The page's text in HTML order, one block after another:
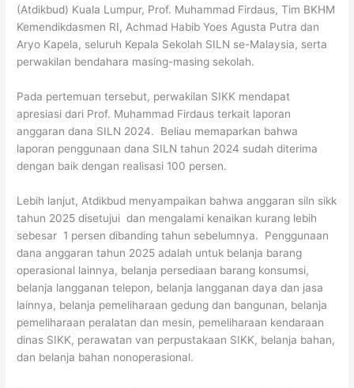
(Atdikbud) Kuala Lumpur, Prof. Muhammad Firdaus, Tim BKHM
Kemendikdasmen RI, Achmad Habib Yoes Agusta Putra dan
Aryo Kapela, seluruh Kepala Sekolah SILN se-Malaysia, serta
perwakilan bendahara masing-masing sekolah.
Pada pertemuan tersebut, perwakilan SIKK mendapat
apresiasi dari Prof. Muhammad Firdaus terkait laporan
anggaran dana SILN 2024. Beliau memaparkan bahwa
laporan penggunaan dana SILN tahun 2024 sudah diterima
dengan baik dengan realisasi 100 persen.
Lebih lanjut, Atdikbud menyampaikan bahwa anggaran siln sikk
tahun 2025 disetujui dan mengalami kenaikan kurang lebih
sebesar 1 persen dibanding tahun sebelumnya. Penggunaan
dana anggaran tahun 2025 adalah untuk belanja barang
operasional lainnya, belanja persediaan barang konsumsi,
belanja langganan telepon, belanja langganan daya dan jasa
lainnya, belanja pemeliharaan gedung dan bangunan, belanja
pemeliharaan peralatan dan mesin, pemeliharaan kendaraan
dinas SIKK, perawatan van perpustakaan SIKK, belanja bahan,
dan belanja bahan nonoperasional.